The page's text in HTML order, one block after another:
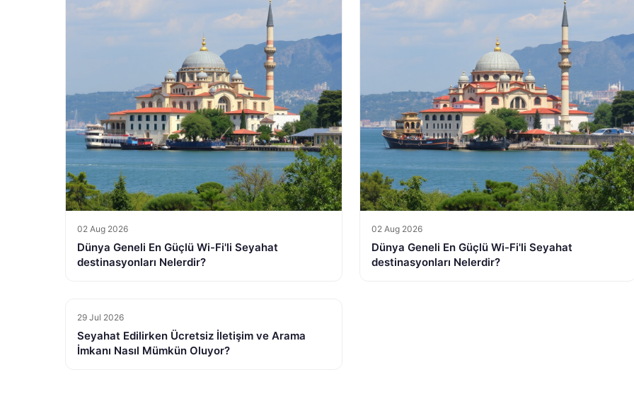
02 Aug 2026
Dünya Geneli En Güçlü Wi-Fi'li Seyahat
destinasyonları Nelerdir?
02 Aug 2026
Dünya Geneli En Güçlü Wi-Fi'li Seyahat
destinasyonları Nelerdir?
29 Jul 2026
Seyahat Edilirken Ücretsiz İletişim ve Arama
İmkanı Nasıl Mümkün Oluyor?